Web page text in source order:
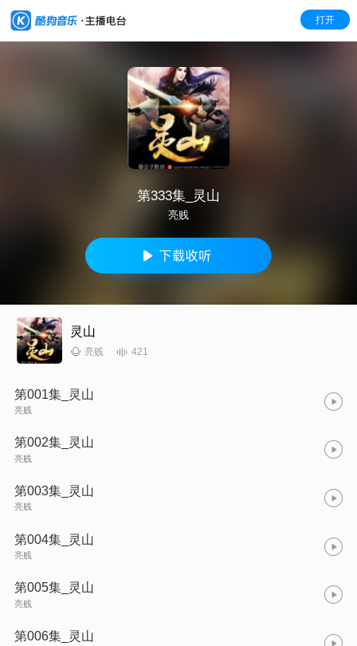
打开
第333集_灵山
亮贱
灵山
亮贱 421
第001集_灵山
亮贱
第002集_灵山
亮贱
第003集_灵山
亮贱
第004集_灵山
亮贱
第005集_灵山
亮贱
第006集_灵山